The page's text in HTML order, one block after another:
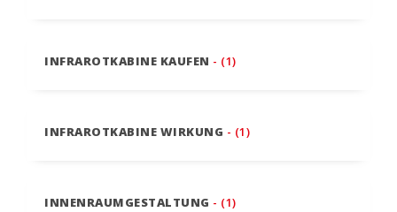
INFRAROTKABINE KAUFEN - (1)
INFRAROTKABINE WIRKUNG - (1)
INNENRAUMGESTALTUNG - (1)